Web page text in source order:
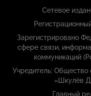
Сетевое
Зарегистрировано
сфере связи,
коммуникаций
Учредитель: Общество
«Шкулёв
Главный